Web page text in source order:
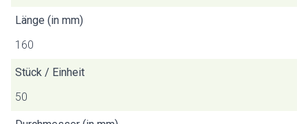
Länge (in mm)
160
Stück / Einheit
50